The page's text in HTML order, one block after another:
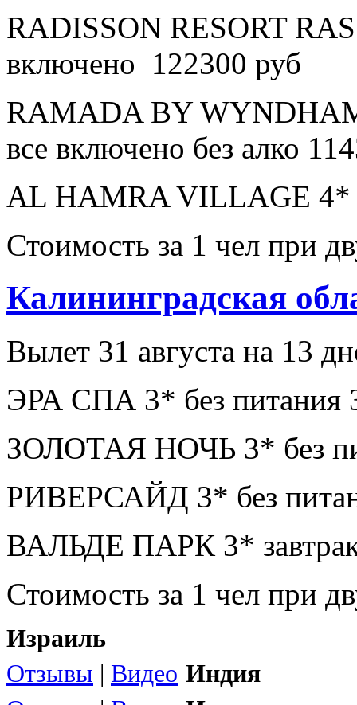
RADISSON RESORT
включено 122300 руб
RAMADA BY
все включено без алко
AL HAMRA VILLAGE 4*
Стоимость за 1 чел при
Калининградская
Вылет 31 августа на 13
ЭРА СПА 3* без питания
ЗОЛОТАЯ НОЧЬ 3* без
РИВЕРСАЙД 3* без
ВАЛЬДЕ ПАРК 3*
Стоимость за 1 чел при
Израиль
Отзывы | Видео Индия